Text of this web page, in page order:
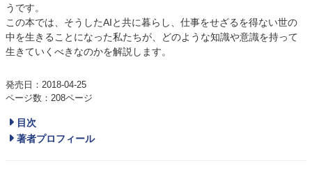
うです。
この本では、そうしたAIと共に暮らし、仕事をせざるを得ない世の
中を生きることになった私たちが、どのような知識や意識を持って
生きていくべきなのかを解説します。
発売日：2018-04-25
ページ数：208ページ
目次
著者プロフィール